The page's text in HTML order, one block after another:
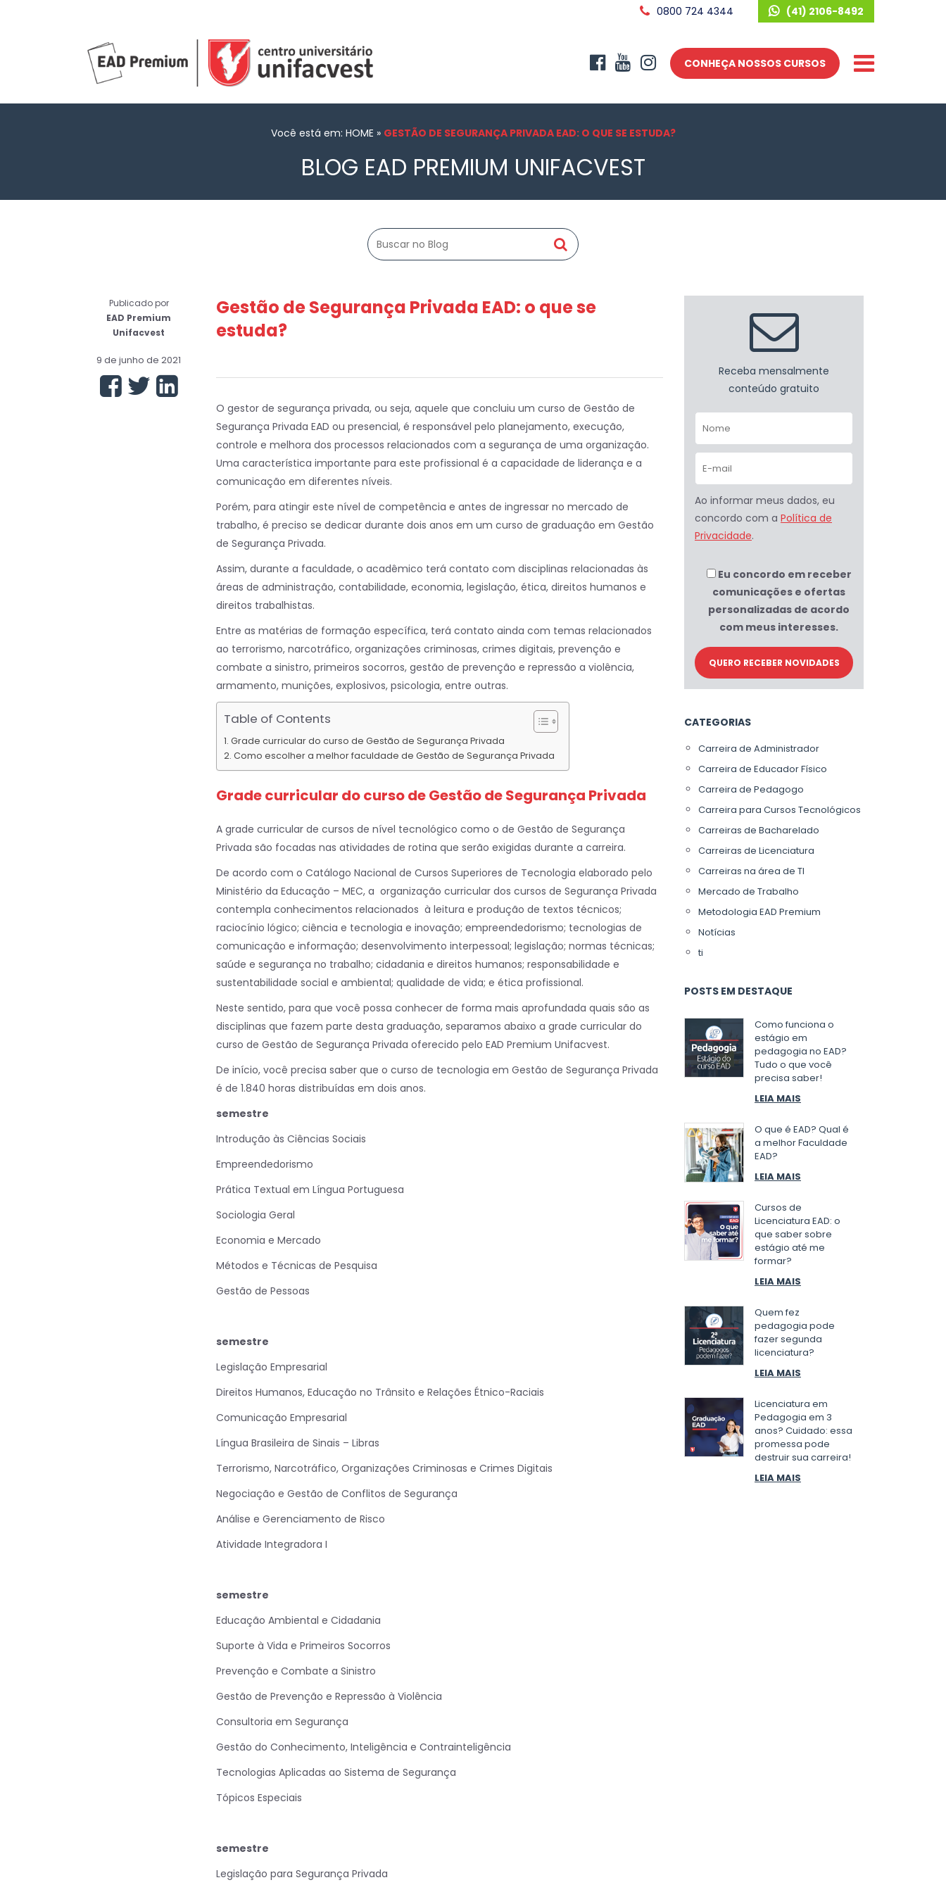
(41) 2106-8492
0800 724 4344
CONHEÇA NOSSOS CURSOS
Você está em: HOME » GESTÃO DE SEGURANÇA PRIVADA EAD: O QUE SE ESTUDA?
BLOG EAD PREMIUM UNIFACVEST
Publicado por
EAD Premium
Unifacvest
9 de junho de 2021
Gestão de Segurança Privada EAD: o que se
estuda?
O gestor de segurança privada, ou seja, aquele que concluiu um curso de Gestão de
Segurança Privada EAD ou presencial, é responsável pelo planejamento, execução,
controle e melhora dos processos relacionados com a segurança de uma organização.
Uma característica importante para este profissional é a capacidade de liderança e a
comunicação em diferentes níveis.
Porém, para atingir este nível de competência e antes de ingressar no mercado de
trabalho, é preciso se dedicar durante dois anos em um curso de graduação em Gestão
de Segurança Privada.
Assim, durante a faculdade, o acadêmico terá contato com disciplinas relacionadas às
áreas de administração, contabilidade, economia, legislação, ética, direitos humanos e
direitos trabalhistas.
Entre as matérias de formação específica, terá contato ainda com temas relacionados
ao terrorismo, narcotráfico, organizações criminosas, crimes digitais, prevenção e
combate a sinistro, primeiros socorros, gestão de prevenção e repressão a violência,
armamento, munições, explosivos, psicologia, entre outras.
Table of Contents
Grade curricular do curso de Gestão de Segurança Privada
Como escolher a melhor faculdade de Gestão de Segurança Privada
Grade curricular do curso de Gestão de Segurança Privada
A grade curricular de cursos de nível tecnológico como o de Gestão de Segurança
Privada são focadas nas atividades de rotina que serão exigidas durante a carreira.
De acordo com o Catálogo Nacional de Cursos Superiores de Tecnologia elaborado pelo
Ministério da Educação – MEC, a organização curricular dos cursos de Segurança Privada
contempla conhecimentos relacionados à leitura e produção de textos técnicos;
raciocínio lógico; ciência e tecnologia e inovação; empreendedorismo; tecnologias de
comunicação e informação; desenvolvimento interpessoal; legislação; normas técnicas;
saúde e segurança no trabalho; cidadania e direitos humanos; responsabilidade e
sustentabilidade social e ambiental; qualidade de vida; e ética profissional.
Neste sentido, para que você possa conhecer de forma mais aprofundada quais são as
disciplinas que fazem parte desta graduação, separamos abaixo a grade curricular do
curso de Gestão de Segurança Privada oferecido pelo EAD Premium Unifacvest.
De início, você precisa saber que o curso de tecnologia em Gestão de Segurança Privada
é de 1.840 horas distribuídas em dois anos.
semestre
Introdução às Ciências Sociais
Empreendedorismo
Prática Textual em Língua Portuguesa
Sociologia Geral
Economia e Mercado
Métodos e Técnicas de Pesquisa
Gestão de Pessoas
semestre
Legislação Empresarial
Direitos Humanos, Educação no Trânsito e Relações Étnico-Raciais
Comunicação Empresarial
Língua Brasileira de Sinais – Libras
Terrorismo, Narcotráfico, Organizações Criminosas e Crimes Digitais
Negociação e Gestão de Conflitos de Segurança
Análise e Gerenciamento de Risco
Atividade Integradora I
semestre
Educação Ambiental e Cidadania
Suporte à Vida e Primeiros Socorros
Prevenção e Combate a Sinistro
Gestão de Prevenção e Repressão à Violência
Consultoria em Segurança
Gestão do Conhecimento, Inteligência e Contrainteligência
Tecnologias Aplicadas ao Sistema de Segurança
Tópicos Especiais
semestre
Legislação para Segurança Privada
Receba mensalmente
conteúdo gratuito
Ao informar meus dados, eu
concordo com a Política de
Privacidade.
Eu concordo em receber
comunicações e ofertas
personalizadas de acordo
com meus interesses.
CATEGORIAS
Carreira de Administrador
Carreira de Educador Físico
Carreira de Pedagogo
Carreira para Cursos Tecnológicos
Carreiras de Bacharelado
Carreiras de Licenciatura
Carreiras na área de TI
Mercado de Trabalho
Metodologia EAD Premium
Notícias
ti
POSTS EM DESTAQUE
Como funciona o
estágio em
pedagogia no EAD?
Tudo o que você
precisa saber!
LEIA MAIS
O que é EAD? Qual é
a melhor Faculdade
EAD?
LEIA MAIS
Cursos de
Licenciatura EAD: o
que saber sobre
estágio até me
formar?
LEIA MAIS
Quem fez
pedagogia pode
fazer segunda
licenciatura?
LEIA MAIS
Licenciatura em
Pedagogia em 3
anos? Cuidado: essa
promessa pode
destruir sua carreira!
LEIA MAIS